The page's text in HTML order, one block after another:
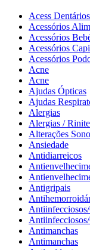
Acess Dentários
Acessórios
Acessórios
Acessórios
Acessórios
Acne
Acne
Ajudas Ópticas
Ajudas
Alergias
Alergias / Rinite
Alterações Sono
Ansiedade
Antidiarreicos
Antigripais
Antimanchas
Antimanchas